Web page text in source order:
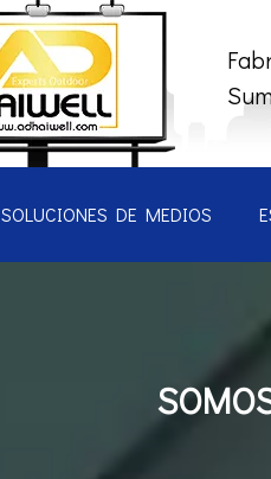
SOLUCIONES DE MEDIOS